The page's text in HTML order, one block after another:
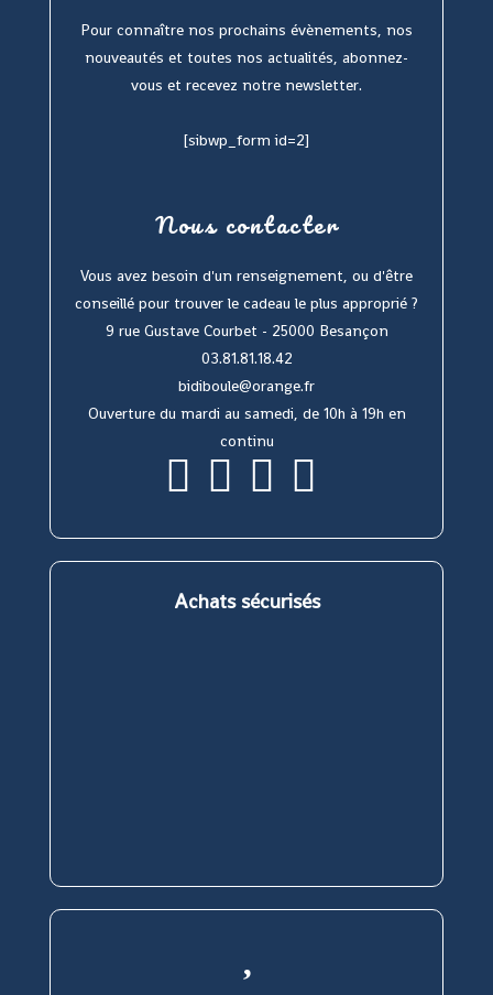
Pour connaître nos prochains évènements, nos
nouveautés et toutes nos actualités, abonnez-
vous et recevez notre newsletter.
[sibwp_form id=2]
Nous contacter
Vous avez besoin d'un renseignement, ou d'être
conseillé pour trouver le cadeau le plus approprié ?
9 rue Gustave Courbet - 25000 Besançon
03.81.81.18.42
bidiboule@orange.fr
Ouverture du mardi au samedi, de 10h à 19h en
continu
S’ouvre
dans
S’ouvre
dans
S’ouvre
dans
Achats sécurisés